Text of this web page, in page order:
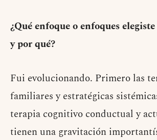
¿Qué enfoque o enfoques
y por qué?
Fui evolucionando. Primero las
familiares y estratégicas
terapia cognitivo conductual y
tienen una gravitación